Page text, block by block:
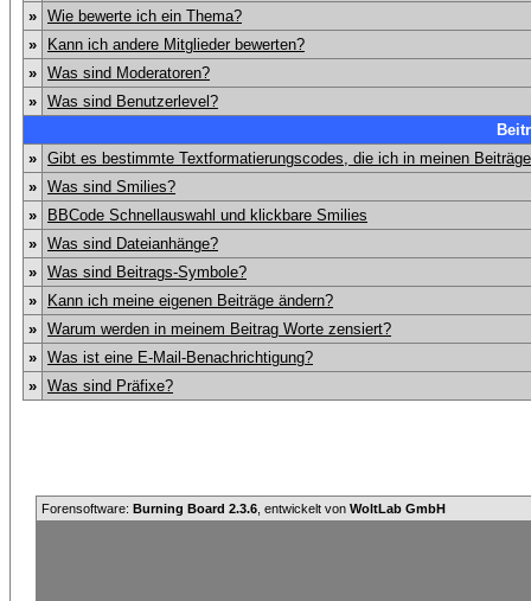
» Wie bewerte ich ein Thema?
»
Kann ich andere Mitglieder bewerten?
» Was sind Moderatoren?
» Was sind Benutzerlevel?
» Gibt es bestimmte Textformatierungscodes, die ich in meinen
» Was sind Smilies?
»
BBCode Schnellauswahl und klickbare Smilies
» Was sind Dateianhänge?
» Was sind Beitrags-Symbole?
»
Kann ich meine eigenen Beiträge ändern?
» Warum werden in meinem Beitrag Worte zensiert?
» Was ist eine E-Mail-Benachrichtigung?
» Was sind Präfixe?
Forensoftware: Burning Board 2.3.6 , entwickelt von WoltLab GmbH